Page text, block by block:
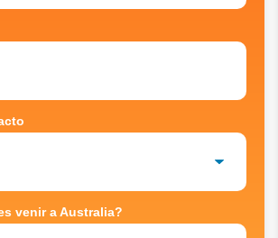
venir a Australia?